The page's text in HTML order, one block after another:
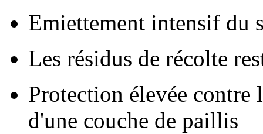
Emiettement intensif du
Les résidus de récolte
Protection élevée contre
d'une couche de paillis